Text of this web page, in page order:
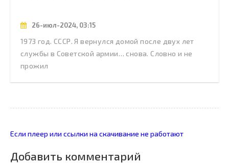
26-июл-2024, 03:15
1973 год. СССР. Я вернулся домой после двух лет
службы в Советской армии… снова. Словно и не
прожил
Если плеер или ссылки на скачивание не работают
Добавить комментарий